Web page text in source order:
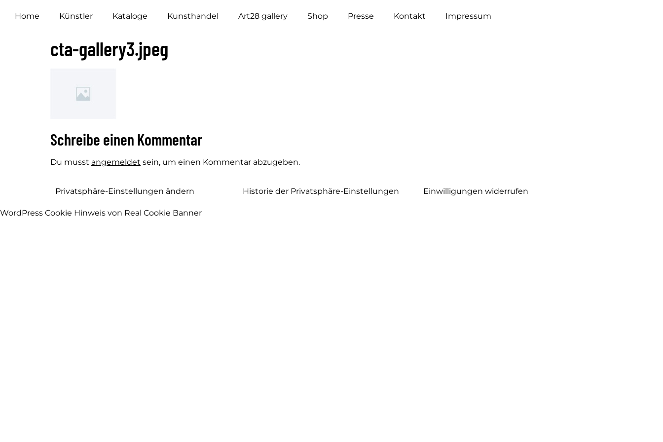
Home Künstler Kataloge Kunsthandel Art28 gallery Shop Presse Kontakt Impressum
cta-gallery3.jpeg
Schreibe einen Kommentar
Du musst angemeldet sein, um einen Kommentar abzugeben.
Privatsphäre-Einstellungen ändern Historie der Privatsphäre-Einstellungen Einwilligungen widerrufen
WordPress Cookie Hinweis von Real Cookie Banner